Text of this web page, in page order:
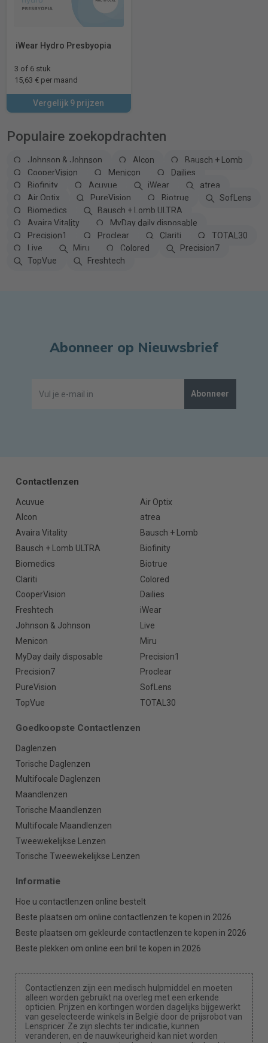
iWear Hydro Presbyopia
3 of 6 stuk
15,63 € per maand
Vergelijk 9 prijzen
Populaire zoekopdrachten
Johnson & Johnson Alcon
Bausch + Lomb
CooperVision
Menicon
Dailies
Biofinity
Acuvue iWear
atrea
Air Optix
PureVision Biotrue
SofLens
Biomedics
Bausch + Lomb ULTRA
Avaira Vitality
MyDay daily disposable
Precision1
Proclear Clariti
TOTAL30
Live
Miru Colored
Precision7
TopVue
Freshtech
Abonneer op Nieuwsbrief
Abonneer
Contactlenzen
Acuvue
Air Optix
Alcon
atrea
Avaira Vitality
Bausch + Lomb
Bausch + Lomb ULTRA
Biofinity
Biomedics
Biotrue
Clariti
Colored
CooperVision
Dailies
Freshtech
iWear
Johnson & Johnson
Live
Menicon
Miru
MyDay daily disposable
Precision1
Precision7
Proclear
PureVision
SofLens
TopVue
TOTAL30
Goedkoopste Contactlenzen
Daglenzen
Torische Daglenzen
Multifocale Daglenzen
Maandlenzen
Torische Maandlenzen
Multifocale Maandlenzen
Tweewekelijkse Lenzen
Torische Tweewekelijkse Lenzen
Informatie
Hoe u contactlenzen online bestelt
Beste plaatsen om online contactlenzen te kopen in 2026
Beste plaatsen om gekleurde contactlenzen te kopen in 2026
Beste plekken om online een bril te kopen in 2026
Contactlenzen zijn een medisch hulpmiddel en moeten
alleen worden gebruikt na overleg met een erkende
opticien. Prijzen en kortingen worden dagelijks bijgewerkt
van geselecteerde winkels in België door de prijsrobot van
Lenspricer. Ze zijn slechts ter indicatie, kunnen
veranderen, en de nauwkeurigheid kan niet worden